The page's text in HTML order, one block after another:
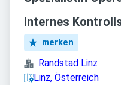
Internes
merken
Randstad Linz
Linz, Österreich